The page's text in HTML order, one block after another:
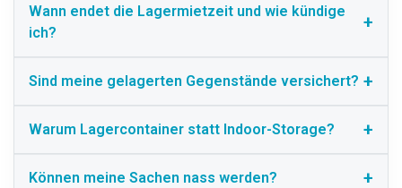
Wann endet die Lagermietzeit und wie kündige
ich?
Sind meine gelagerten Gegenstände versichert?
Warum Lagercontainer statt Indoor-Storage?
Können meine Sachen nass werden?